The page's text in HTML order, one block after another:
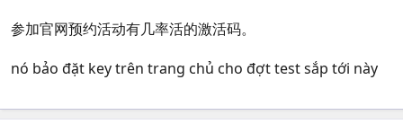
参加官网预约活动有几率活的激活码。
nó bảo đặt key trên trang chủ cho đợt test sắp tới này